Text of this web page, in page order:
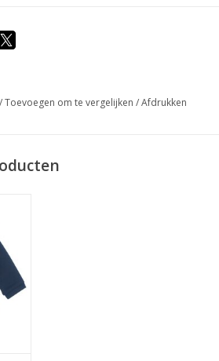
/Toevoegen om te vergelijken /Afdrukken